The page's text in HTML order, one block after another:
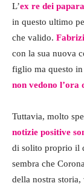
L’ex re dei
in questo ultimo
che valido.
con la sua nuova
figlio ma questo
non vedono l’ora
Tuttavia, molto
notizie positive
di solito proprio il
sembra che
della nostra storia,